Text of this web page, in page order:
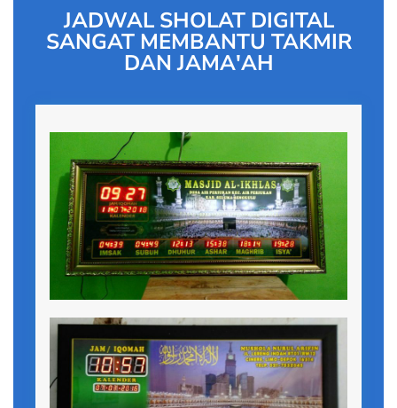
JADWAL SHOLAT DIGITAL
SANGAT MEMBANTU TAKMIR
DAN JAMA'AH